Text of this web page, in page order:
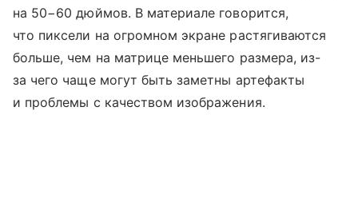
на 50−60 дюймов. В материале говорится,
что пиксели на огромном экране растягиваются
больше, чем на матрице меньшего размера, из-
за чего чаще могут быть заметны артефакты
и проблемы с качеством изображения.